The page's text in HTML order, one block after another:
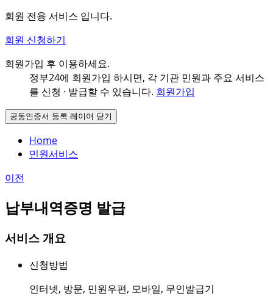
회원 전용 서비스 입니다.
회원 신청하기
회원가입 후 이용하세요.
정부24에 회원가입 하시면, 각 기관 민원과 주요 서비스
를 신청 · 발급할 수 있습니다. 회원가입
공동인증서 등록 레이어 닫기
Home
민원서비스
이전
납부내역증명 발급
서비스 개요
신청방법
인터넷, 방문, 민원우편, 모바일, 무인발급기